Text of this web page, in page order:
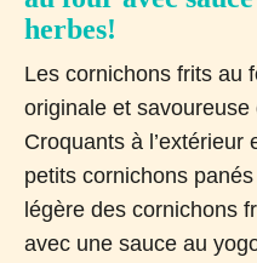
herbes!
Les cornichons frits au
originale et
Croquants à l’extérieur
petits cornichons
légère des cornichons
avec une sauce au